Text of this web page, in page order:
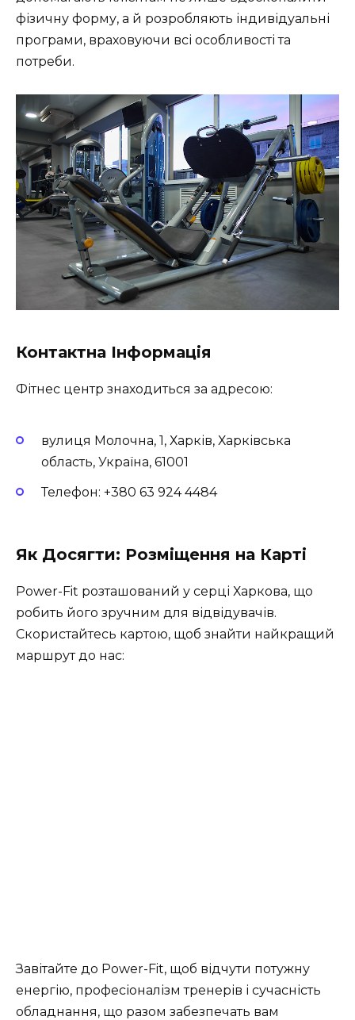
фізичну форму, а й розробляють індивідуальні
програми, враховуючи всі особливості та
потреби.
Контактна Інформація
Фітнес центр знаходиться за адресою:
вулиця Молочна, 1, Харків, Харківська
область, Україна, 61001
Телефон: +380 63 924 4484
Як Досягти: Розміщення на Карті
Power-Fit розташований у серці Харкова, що
робить його зручним для відвідувачів.
Скористайтесь картою, щоб знайти найкращий
маршрут до нас:
Завітайте до Power-Fit, щоб відчути потужну
енергію, професіоналізм тренерів і сучасність
обладнання, що разом забезпечать вам